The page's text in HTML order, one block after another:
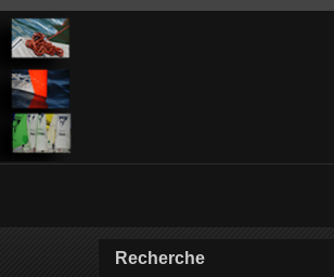
Recherche